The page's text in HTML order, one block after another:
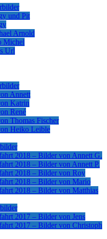
und Pit
Arnold
Michel
Url
Annett
Katrin
René
Thomas Fischer
Heiko Leible
2018 – Bilder von Annett G.
2018 – Bilder von Annett P.
2018 – Bilder von Roy
2018 – Bilder von Mario
2018 – Bilder von Matthias
2017 – Bilder von Jens
2017 – Bilder von Christoph